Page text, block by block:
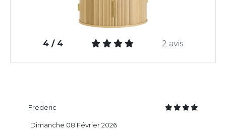
4 / 4 2 avis
Frederic
Dimanche 08 Février 2026